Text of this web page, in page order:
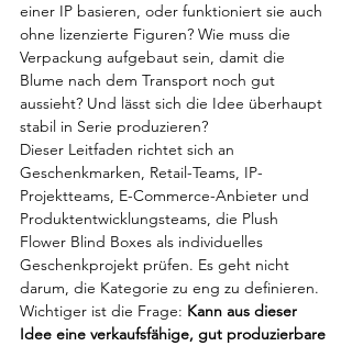
einer IP basieren, oder funktioniert sie auch
ohne lizenzierte Figuren? Wie muss die
Verpackung aufgebaut sein, damit die
Blume nach dem Transport noch gut
aussieht? Und lässt sich die Idee überhaupt
stabil in Serie produzieren?
Dieser Leitfaden richtet sich an
Geschenkmarken, Retail-Teams, IP-
Projektteams, E-Commerce-Anbieter und
Produktentwicklungsteams, die Plush
Flower Blind Boxes als individuelles
Geschenkprojekt prüfen. Es geht nicht
darum, die Kategorie zu eng zu definieren.
Wichtiger ist die Frage: Kann aus dieser
Idee eine verkaufsfähige, gut produzierbare